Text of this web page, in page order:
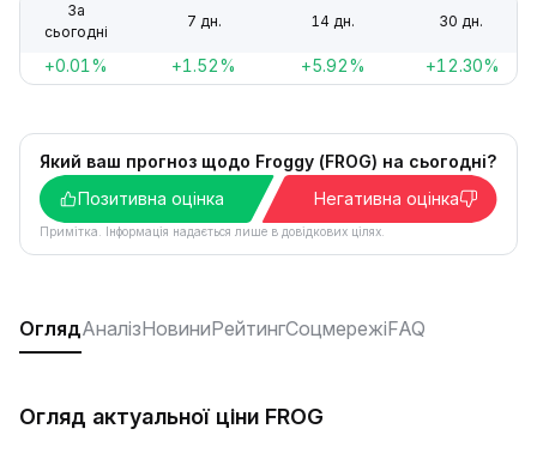
За
сьогодні
7 дн. 14 дн. 30 дн.
+0.01% +1.52% +5.92% +12.30%
Який ваш прогноз щодо Froggy (FROG) на сьогодні?
Позитивна оцінка
Негативна оцінка
Примітка. Інформація надається лише в довідкових цілях.
ОглядАналізНовиниРейтингСоцмережіFAQ
Огляд актуальної ціни FROG